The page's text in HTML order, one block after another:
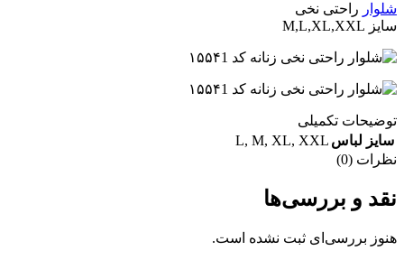
شلوار راحتی نخی
سایز M,L,XL,XXL
توضیحات تکمیلی
سایز لباس
L, M, XL, XXL
نظرات (0)
نقد و بررسی‌ها
هنوز بررسی‌ای ثبت نشده است.